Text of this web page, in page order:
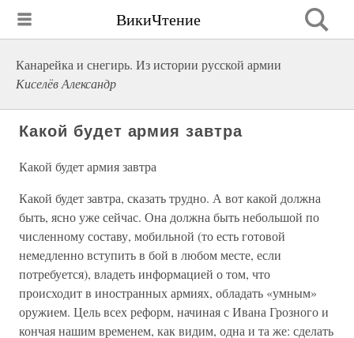
ВикиЧтение
Канарейка и снегирь. Из истории русской армии
Киселёв Александр
Какой будет армия завтра
Какой будет армия завтра
Какой будет завтра, сказать трудно. А вот какой должна
быть, ясно уже сейчас. Она должна быть небольшой по
численному составу, мобильной (то есть готовой
немедленно вступить в бой в любом месте, если
потребуется), владеть информацией о том, что
происходит в иностранных армиях, обладать «умным»
оружием. Цель всех реформ, начиная с Ивана Грозного и
кончая нашим временем, как видим, одна и та же: сделать